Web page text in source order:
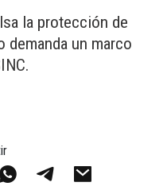
la protección de
demanda un marco